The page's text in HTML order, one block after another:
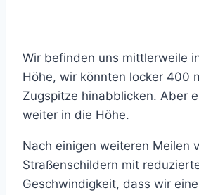
Wir befinden uns mittlerweile
Höhe, wir könnten locker 400
Zugspitze hinabblicken. Aber
weiter in die Höhe.
Nach einigen weiteren Meilen
Straßenschildern mit
Geschwindigkeit, dass wir